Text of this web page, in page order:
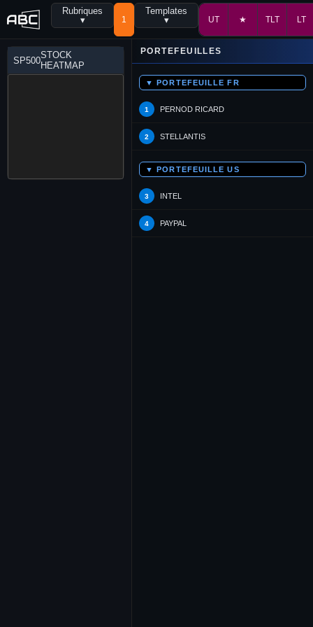
Rubriques
▾
1
Templates
▾
UT ★ TLT LT
SP500STOCK
HEATMAP
PORTEFEUILLES
▼ PORTEFEUILLE FR
1 PERNOD RICARD
2 STELLANTIS
▼ PORTEFEUILLE US
3 INTEL
4 PAYPAL